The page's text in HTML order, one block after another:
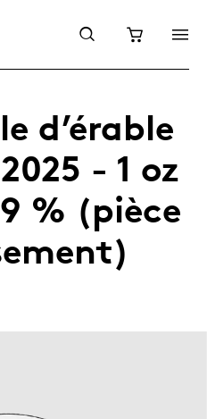
d’érable
- 1 oz
% (pièce